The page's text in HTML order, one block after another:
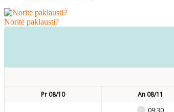
Norite paklausti?
Pr 08/10
An 08/11
09:30